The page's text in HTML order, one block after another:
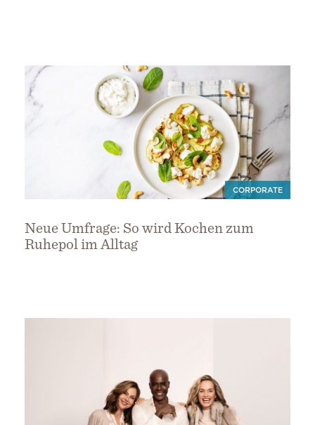
CORPORATE
Neue Umfrage: So wird Kochen zum
Ruhepol im Alltag